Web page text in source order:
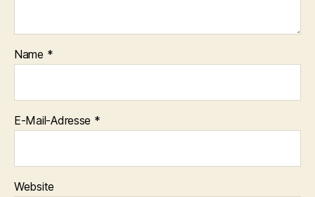
Name *
E-Mail-Adresse *
Website